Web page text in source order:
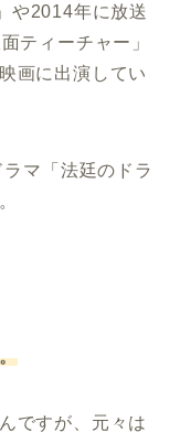
や2014年に放送
ティーチャー」
画に出演してい
マ「法廷のドラ
ですが、元々は